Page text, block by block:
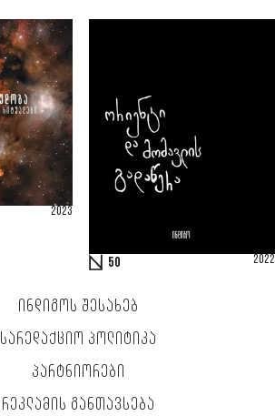
2023
50 2022
ᲘᲜᲓᲘᲒᲝᲡ ᲨᲔᲡᲐᲮᲔᲑ
ᲡᲐᲠᲔᲓᲐᲥᲪᲘᲝ ᲞᲝᲚᲘᲢᲘᲙᲐ
ᲞᲐᲠᲢᲜᲘᲝᲠᲔᲑᲘ
ᲠᲔᲙᲚᲐᲛᲘᲡ ᲒᲐᲜᲗᲐᲕᲡᲔᲑᲐ